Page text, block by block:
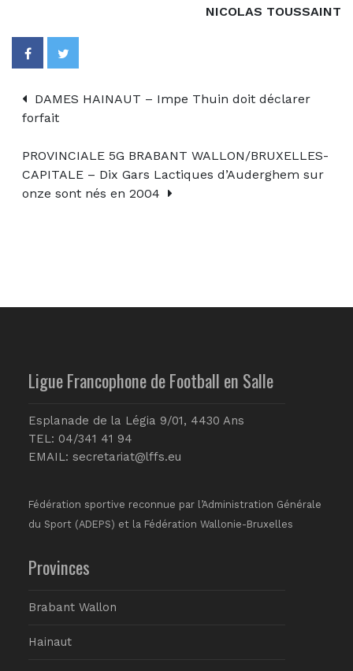
NICOLAS TOUSSAINT
DAMES HAINAUT – Impe Thuin doit déclarer
forfait
PROVINCIALE 5G BRABANT WALLON/BRUXELLES-
CAPITALE – Dix Gars Lactiques d’Auderghem sur
onze sont nés en 2004
Ligue Francophone de Football en Salle
Esplanade de la Légia 9/01, 4430 Ans
TEL: 04/341 41 94
EMAIL: secretariat@lffs.eu
Fédération sportive reconnue par l’Administration Générale
du Sport (ADEPS) et la Fédération Wallonie-Bruxelles
Provinces
Brabant Wallon
Hainaut